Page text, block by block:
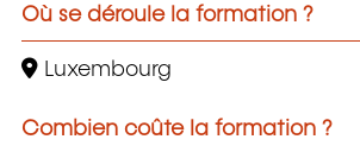
Où se déroule la formation ?
Luxembourg
Combien coûte la formation ?